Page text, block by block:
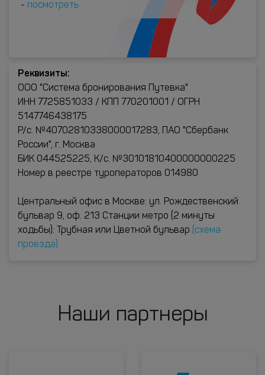
- посмотреть
Реквизиты:
ООО "Система бронирования Путевка"
ИНН 7725851033 / КПП 770201001 / ОГРН
5147746438175
Р/с. №40702810338000017283, ПАО "Сбербанк
России", г. Москва
БИК 044525225, К/с. №30101810400000000225
Номер в реестре туроператоров 014980
Центральный офис в Москве: ул. Рождественский
бульвар 9, оф. 213 Станции метро (2 минуты
ходьбы): Трубная или Цветной бульвар
(схема
проезда)
Наши партнеры